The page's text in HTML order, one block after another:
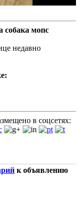
собака мопс
недавно
в соцсетях:
к объявлению